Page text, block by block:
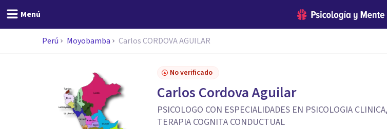
Menú
Perú Moyobamba Carlos CORDOVA AGUILAR
No verificado
Carlos Cordova Aguilar
PSICOLOGO CON ESPECIALIDADES EN PSICOLOGIA CLINICA,
TERAPIA COGNITA CONDUCTUAL